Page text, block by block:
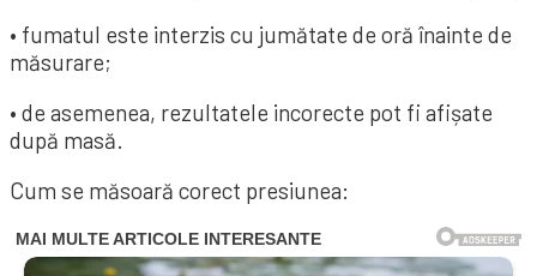
• fumatul este interzis cu jumătate de oră înainte de
măsurare;
• de asemenea, rezultatele incorecte pot fi afișate
după masă.
Cum se măsoară corect presiunea: